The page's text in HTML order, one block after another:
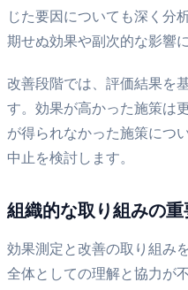
じた要因についても深く分
期せぬ効果や副次的な影響
改善段階では、評価結果を
す。効果が高かった施策は
が得られなかった施策につ
中止を検討します。
組織的な取り組みの重
効果測定と改善の取り組み
全体としての理解と協力が